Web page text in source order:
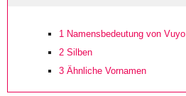
1 Namensbedeutung von Vuyo
2 Silben
3 Ähnliche Vornamen